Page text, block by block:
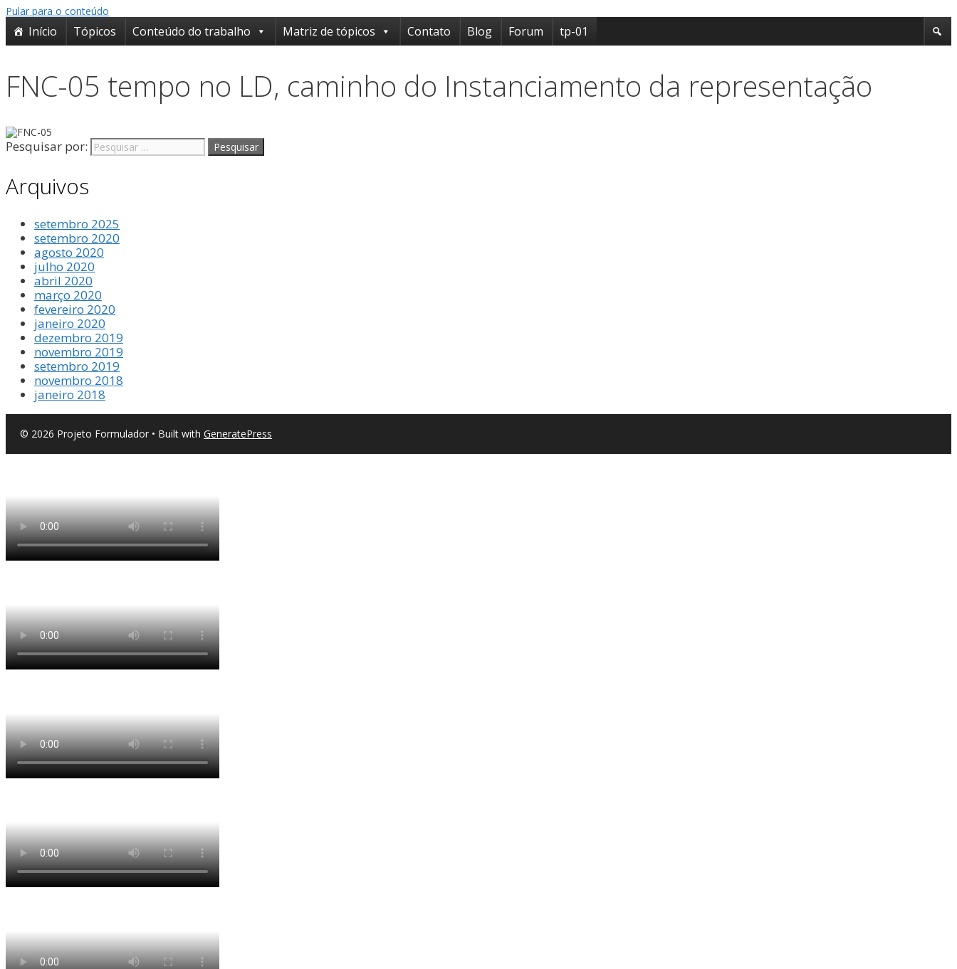
o
conteúdo
Pular para o conteúdo
Início Tópicos Conteúdo do trabalho Matriz de tópicos Contato Blog Forum tp-01
FNC-05 tempo no LD, caminho do Instanciamento da representação
Pesquisar por:
Arquivos
setembro 2025
setembro 2020
agosto 2020
julho 2020
abril 2020
março 2020
fevereiro 2020
janeiro 2020
dezembro 2019
novembro 2019
setembro 2019
novembro 2018
janeiro 2018
© 2026 Projeto Formulador • Built with GeneratePress